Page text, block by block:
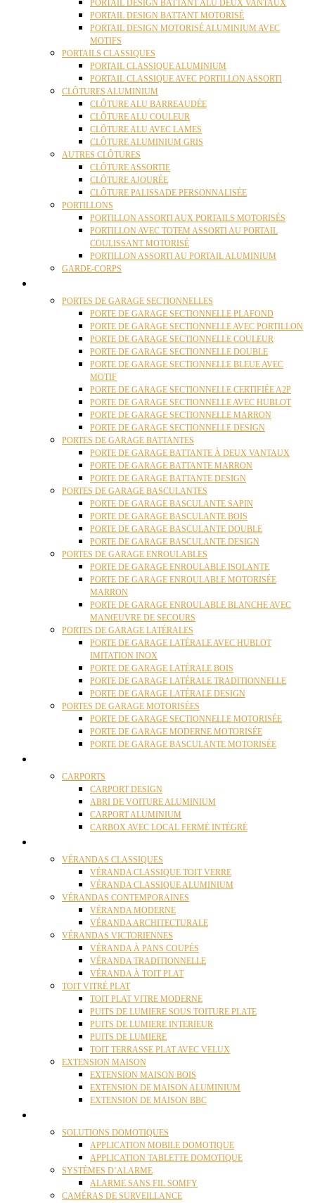
PORTAIL DESIGN BATTANT ALU DEUX VANTAUX
PORTAIL DESIGN BATTANT MOTORISÉ
PORTAIL DESIGN MOTORISÉ ALUMINIUM AVEC
MOTIFS
PORTAILS CLASSIQUES
PORTAIL CLASSIQUE ALUMINIUM
PORTAIL CLASSIQUE AVEC PORTILLON ASSORTI
CLÔTURES ALUMINIUM
CLÔTURE ALU BARREAUDÉE
CLÔTURE ALU COULEUR
CLÔTURE ALU AVEC LAMES
CLÔTURE ALUMINIUM GRIS
AUTRES CLÔTURES
CLÔTURE ASSORTIE
CLÔTURE AJOURÉE
CLÔTURE PALISSADE PERSONNALISÉE
PORTILLONS
PORTILLON ASSORTI AUX PORTAILS MOTORISÉS
PORTILLON AVEC TOTEM ASSORTI AU PORTAIL
COULISSANT MOTORISÉ
PORTILLON ASSORTI AU PORTAIL ALUMINIUM
GARDE-CORPS
PORTES DE GARAGE SECTIONNELLES
PORTE DE GARAGE SECTIONNELLE PLAFOND
PORTE DE GARAGE SECTIONNELLE AVEC PORTILLON
PORTE DE GARAGE SECTIONNELLE COULEUR
PORTE DE GARAGE SECTIONNELLE DOUBLE
PORTE DE GARAGE SECTIONNELLE BLEUE AVEC
MOTIF
PORTE DE GARAGE SECTIONNELLE CERTIFIÉE A2P
PORTE DE GARAGE SECTIONNELLE AVEC HUBLOT
PORTE DE GARAGE SECTIONNELLE MARRON
PORTE DE GARAGE SECTIONNELLE DESIGN
PORTES DE GARAGE BATTANTES
PORTE DE GARAGE BATTANTE À DEUX VANTAUX
PORTE DE GARAGE BATTANTE MARRON
PORTE DE GARAGE BATTANTE DESIGN
PORTES DE GARAGE BASCULANTES
PORTE DE GARAGE BASCULANTE SAPIN
PORTE DE GARAGE BASCULANTE BOIS
PORTE DE GARAGE BASCULANTE DOUBLE
PORTE DE GARAGE BASCULANTE DESIGN
PORTES DE GARAGE ENROULABLES
PORTE DE GARAGE ENROULABLE ISOLANTE
PORTE DE GARAGE ENROULABLE MOTORISÉE
MARRON
PORTE DE GARAGE ENROULABLE BLANCHE AVEC
MANŒUVRE DE SECOURS
PORTES DE GARAGE LATÉRALES
PORTE DE GARAGE LATÉRALE AVEC HUBLOT
IMITATION INOX
PORTE DE GARAGE LATÉRALE BOIS
PORTE DE GARAGE LATÉRALE TRADITIONNELLE
PORTE DE GARAGE LATÉRALE DESIGN
PORTES DE GARAGE MOTORISÉES
PORTE DE GARAGE SECTIONNELLE MOTORISÉE
PORTE DE GARAGE MODERNE MOTORISÉE
PORTE DE GARAGE BASCULANTE MOTORISÉE
CARPORTS
CARPORT DESIGN
ABRI DE VOITURE ALUMINIUM
CARPORT ALUMINIUM
CARBOX AVEC LOCAL FERMÉ INTÉGRÉ
VÉRANDAS CLASSIQUES
VÉRANDA CLASSIQUE TOIT VERRE
VÉRANDA CLASSIQUE ALUMINIUM
VÉRANDAS CONTEMPORAINES
VÉRANDA MODERNE
VÉRANDA ARCHITECTURALE
VÉRANDAS VICTORIENNES
VÉRANDA À PANS COUPÉS
VÉRANDA TRADITIONNELLE
VÉRANDA À TOIT PLAT
TOIT VITRÉ PLAT
TOIT PLAT VITRE MODERNE
PUITS DE LUMIERE SOUS TOITURE PLATE
PUITS DE LUMIERE INTERIEUR
PUITS DE LUMIERE
TOIT TERRASSE PLAT AVEC VELUX
EXTENSION MAISON
EXTENSION MAISON BOIS
EXTENSION DE MAISON ALUMINIUM
EXTENSION DE MAISON BBC
SOLUTIONS DOMOTIQUES
APPLICATION MOBILE DOMOTIQUE
APPLICATION TABLETTE DOMOTIQUE
SYSTÈMES D’ALARME
ALARME SANS FIL SOMFY
CAMÉRAS DE SURVEILLANCE